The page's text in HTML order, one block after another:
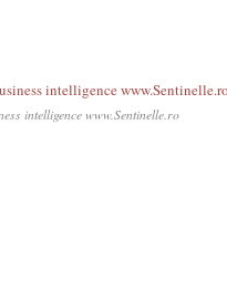
intelligence www.Sentinelle.ro